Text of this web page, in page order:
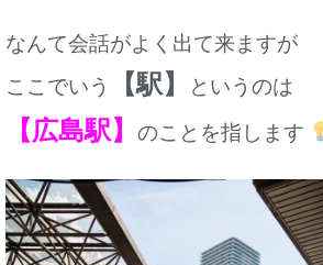
なんて会話がよく出て来ますが
ここでいう
【駅】 というのは
【広島駅】 のことを指します